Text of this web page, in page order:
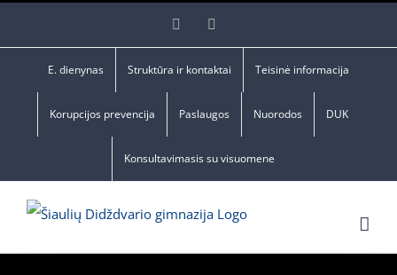
Facebook
E. dienynas Struktūra ir kontaktai Teisinė informacija
Korupcijos prevencija Paslaugos Nuorodos DUK
Konsultavimasis su visuomene